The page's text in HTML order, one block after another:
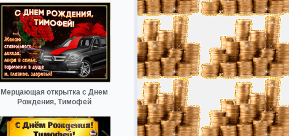
Мерцающая открытка с Днем
Рождения, Тимофей